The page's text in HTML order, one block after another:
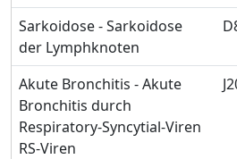
Sarkoidose - Sarkoidose
der Lymphknoten
Akute Bronchitis - Akute
Bronchitis durch
Respiratory-Syncytial-Viren
RS-Viren